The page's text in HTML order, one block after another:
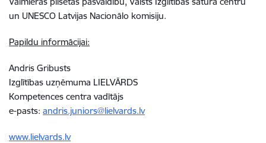
un UNESCO Latvijas Nacionālo komisiju.
Papildu informācijai:
Andris Gribusts
Izglītības uzņēmuma LIELVĀRDS
Kompetences centra vadītājs
e-pasts: andris.juniors@lielvards.lv
www.lielvards.lv